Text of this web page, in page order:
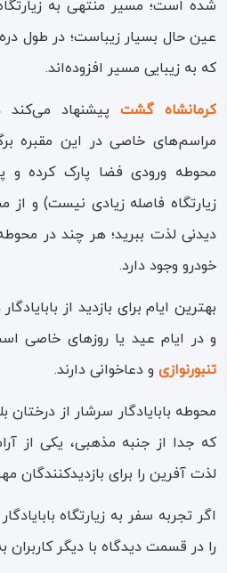
شده است؛ مسیر منتهی به
عین حال بسیار زیباست؛ در طول
که به زیبایی مسیر افزوده‌اند.
کرمانشاه گشت پیشنهاد
مراسم‌های خاصی در این مقبره
محوطه ورودی فضا پارک کرده و
زیارتگاه فاصله زیادی نیست) و از
دیدنی لذت ببرید؛ هر چند در محوطه
خودرو وجود دارد.
بهترین ایام برای بازدید از
و در ایام عید یا روزهای خاصی
تنبورنوازی و دعاخوانی دارند.
محوطه بابایادگار سرشار از
که جدا از جنبه مذهبی، یکی از
لذت آفرین را برای بازدیدکنندگان
اگر تجربه سفر به زیارتگاه
را در قسمت دیدگاه‌ با دیگر کاربران